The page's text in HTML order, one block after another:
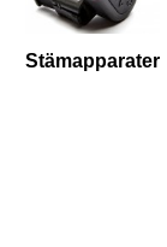
Stämapparater